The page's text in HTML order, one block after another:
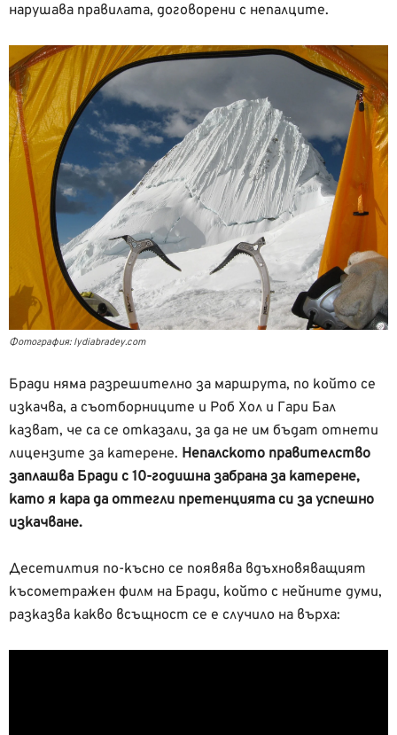
нарушава правилата, договорени с непалците.
Фотография: lydiabradey.com
Бради няма разрешително за маршрута, по който се
изкачва, а съотборниците и Роб Хол и Гари Бал
казват, че са се отказали, за да не им бъдат отнети
лицензите за катерене. Непалското правителство
заплашва Бради с 10-годишна забрана за катерене,
като я кара да оттегли претенцията си за успешно
изкачване.
Десетилтия по-късно се появява вдъхновяващият
късометражен филм на Бради, който с нейните думи,
разказва какво всъщност се е случило на върха: